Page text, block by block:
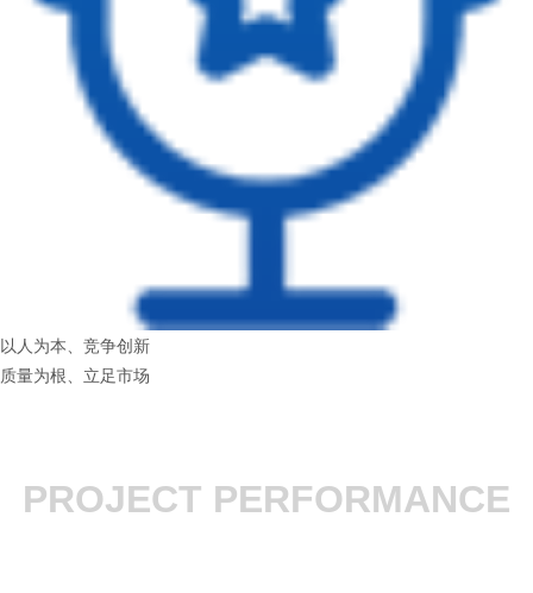
以人为本、竞争创新
质量为根、立足市场
PROJECT PERFORMANCE